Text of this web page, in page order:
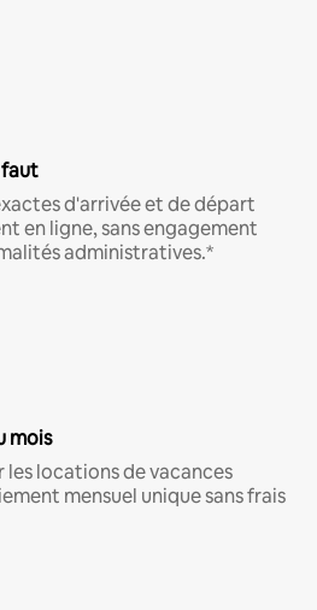
faut
d'arrivée et de départ
en ligne, sans engagement
administratives.*
mois
les locations de vacances
mensuel unique sans frais